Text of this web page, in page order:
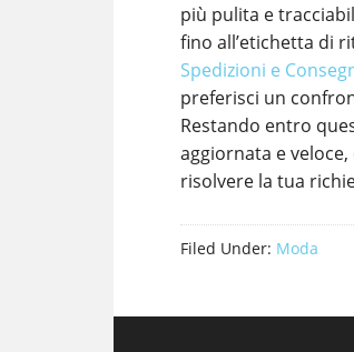
più pulita e
fino all’etichetta di
Spedizioni e
preferisci un
Restando entro
aggiornata e
risolvere la tua
Filed Under: Moda